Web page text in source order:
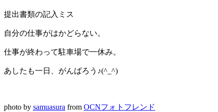
提出書類の記入ミス
自分の仕事がはかどらない。
仕事が終わって駐車場で一休み。
あしたも一日、がんばろう♪(^_^)
photo by samuasura from OCNフォトフレンド